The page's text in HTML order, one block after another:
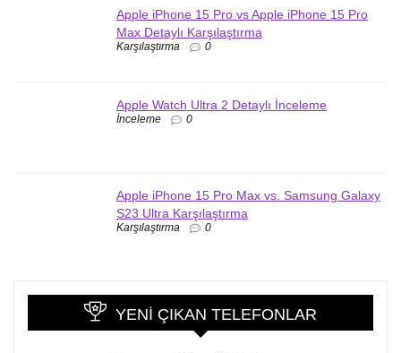
Apple iPhone 15 Pro vs Apple iPhone 15 Pro
Max Detaylı Karşılaştırma
Karşılaştırma 0
Apple Watch Ultra 2 Detaylı İnceleme
İnceleme 0
Apple iPhone 15 Pro Max vs. Samsung Galaxy
S23 Ultra Karşılaştırma
Karşılaştırma 0
YENI ÇIKAN TELEFONLAR